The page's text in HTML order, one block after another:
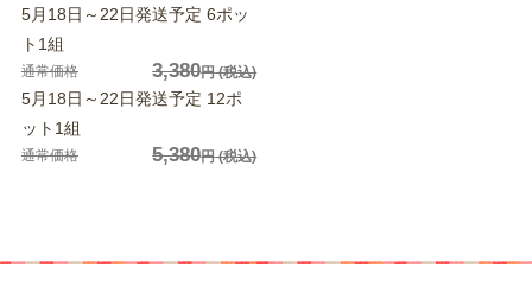
5月18日～22日発送予定 6ポッ
ト1組
通常価格 3,380円(税込)
5月18日～22日発送予定 12ポ
ット1組
通常価格 5,380円(税込)